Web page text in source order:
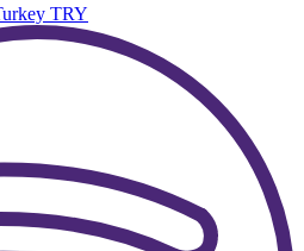
TRY